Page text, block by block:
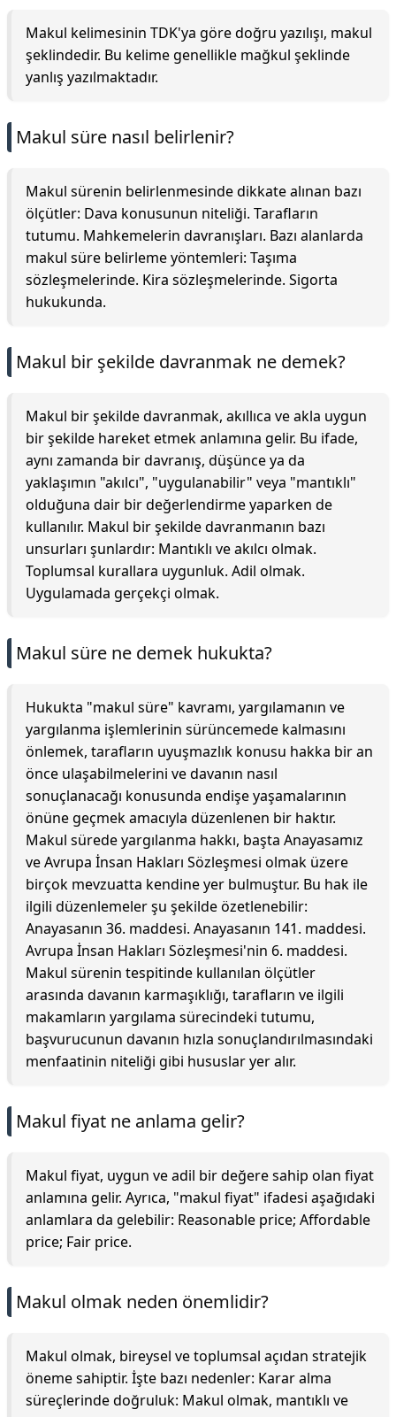
Makul kelimesinin TDK'ya göre doğru yazılışı, makul
şeklindedir. Bu kelime genellikle mağkul şeklinde
yanlış yazılmaktadır.
Makul süre nasıl belirlenir?
Makul sürenin belirlenmesinde dikkate alınan bazı
ölçütler: Dava konusunun niteliği. Tarafların
tutumu. Mahkemelerin davranışları. Bazı alanlarda
makul süre belirleme yöntemleri: Taşıma
sözleşmelerinde. Kira sözleşmelerinde. Sigorta
hukukunda.
Makul bir şekilde davranmak ne demek?
Makul bir şekilde davranmak, akıllıca ve akla uygun
bir şekilde hareket etmek anlamına gelir. Bu ifade,
aynı zamanda bir davranış, düşünce ya da
yaklaşımın "akılcı", "uygulanabilir" veya "mantıklı"
olduğuna dair bir değerlendirme yaparken de
kullanılır. Makul bir şekilde davranmanın bazı
unsurları şunlardır: Mantıklı ve akılcı olmak.
Toplumsal kurallara uygunluk. Adil olmak.
Uygulamada gerçekçi olmak.
Makul süre ne demek hukukta?
Hukukta "makul süre" kavramı, yargılamanın ve
yargılanma işlemlerinin sürüncemede kalmasını
önlemek, tarafların uyuşmazlık konusu hakka bir an
önce ulaşabilmelerini ve davanın nasıl
sonuçlanacağı konusunda endişe yaşamalarının
önüne geçmek amacıyla düzenlenen bir haktır.
Makul sürede yargılanma hakkı, başta Anayasamız
ve Avrupa İnsan Hakları Sözleşmesi olmak üzere
birçok mevzuatta kendine yer bulmuştur. Bu hak ile
ilgili düzenlemeler şu şekilde özetlenebilir:
Anayasanın 36. maddesi. Anayasanın 141. maddesi.
Avrupa İnsan Hakları Sözleşmesi'nin 6. maddesi.
Makul sürenin tespitinde kullanılan ölçütler
arasında davanın karmaşıklığı, tarafların ve ilgili
makamların yargılama sürecindeki tutumu,
başvurucunun davanın hızla sonuçlandırılmasındaki
menfaatinin niteliği gibi hususlar yer alır.
Makul fiyat ne anlama gelir?
Makul fiyat, uygun ve adil bir değere sahip olan fiyat
anlamına gelir. Ayrıca, "makul fiyat" ifadesi aşağıdaki
anlamlara da gelebilir: Reasonable price; Affordable
price; Fair price.
Makul olmak neden önemlidir?
Makul olmak, bireysel ve toplumsal açıdan stratejik
öneme sahiptir. İşte bazı nedenler: Karar alma
süreçlerinde doğruluk: Makul olmak, mantıklı ve